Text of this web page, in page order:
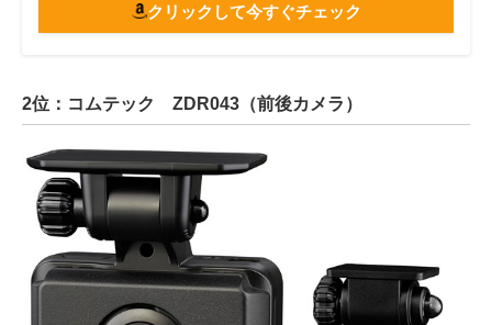
クリックして今すぐチェック
2位：コムテック ZDR043（前後カメラ）